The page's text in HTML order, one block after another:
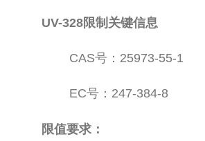
UV-328限制关键信息
CAS号：25973-55-1
EC号：247-384-8
限值要求：